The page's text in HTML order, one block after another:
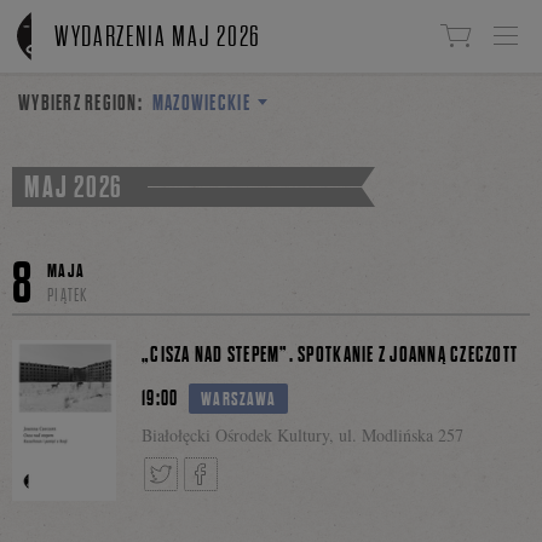
Linki do przejścia
WYDARZENIA MAJ 2026
WYBIERZ REGION: MAZOWIECKIE
MAJ 2026
8
MAJA
PIĄTEK
19:00 WARSZAWA
Białołęcki Ośrodek Kultury, ul. Modlińska 257
„CISZA NAD STEPEM”. SPOTKANIE Z JOANNĄ CZECZOTT